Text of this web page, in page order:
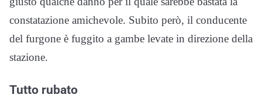
constatazione amichevole. Subito però, il conducente
del furgone è fuggito a gambe levate in direzione della
stazione.
Tutto rubato